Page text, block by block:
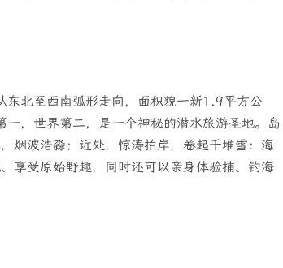
北至西南弧形走向，面积貌一新1.9平方公
，世界第二，是一个神秘的潜水旅游圣地。岛
烟波浩淼；近处，惊涛拍岸，卷起千堆雪：海
享受原始野趣，同时还可以亲身体验捕、钓海